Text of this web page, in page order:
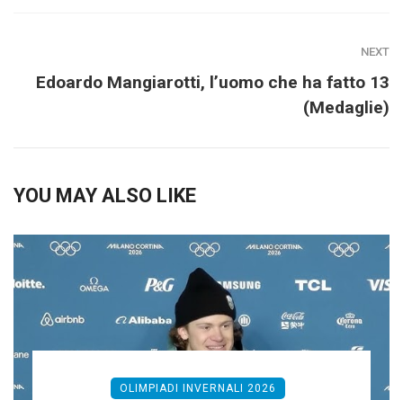
NEXT
Edoardo Mangiarotti, l’uomo che ha fatto 13
(Medaglie)
YOU MAY ALSO LIKE
OLIMPIADI INVERNALI 2026